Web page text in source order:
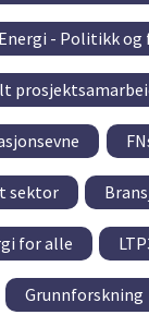
Energi - Politikk
sektor
for alle
Grunnforskning